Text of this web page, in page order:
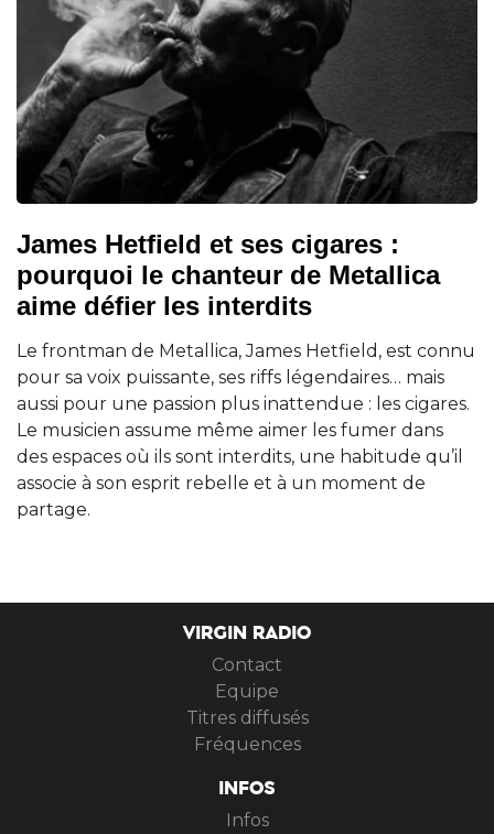
James Hetfield et ses cigares :
pourquoi le chanteur de Metallica
aime défier les interdits
Le frontman de Metallica, James Hetfield, est connu
pour sa voix puissante, ses riffs légendaires… mais
aussi pour une passion plus inattendue : les cigares.
Le musicien assume même aimer les fumer dans
des espaces où ils sont interdits, une habitude qu’il
associe à son esprit rebelle et à un moment de
partage.
VIRGIN RADIO
Contact
Equipe
Titres diffusés
Fréquences
INFOS
Infos